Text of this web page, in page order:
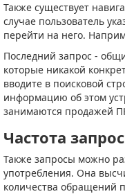
Также существует
случае пользователь
перейти на него.
Последний запрос -
которые никакой
вводите в поисковой
информацию об этом
занимаются продажей
Частота
Также запросы можно
употребления. Она
количества обращений